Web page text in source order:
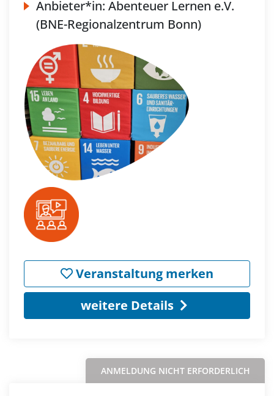
Anbieter*in: Abenteuer Lernen e.V.
(BNE-Regionalzentrum Bonn)
Veranstaltung merken
weitere Details
ANMELDUNG NICHT ERFORDERLICH